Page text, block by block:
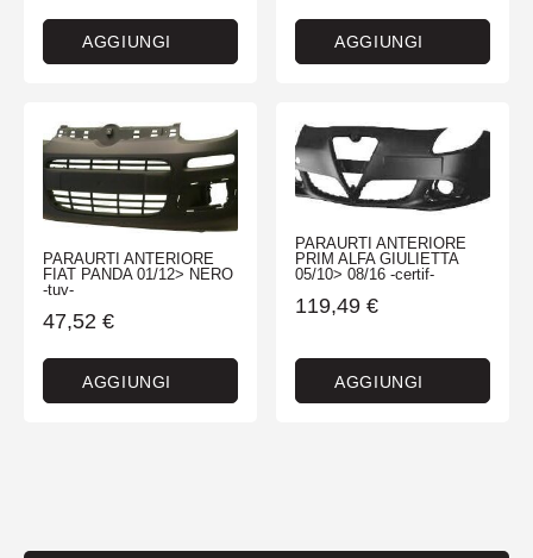
AGGIUNGI AGGIUNGI
PARAURTI ANTERIORE
FIAT PANDA 01/12> NERO
-tuv-
47,52 €
AGGIUNGI
PARAURTI ANTERIORE
PRIM ALFA GIULIETTA
05/10> 08/16 -certif-
119,49 €
AGGIUNGI